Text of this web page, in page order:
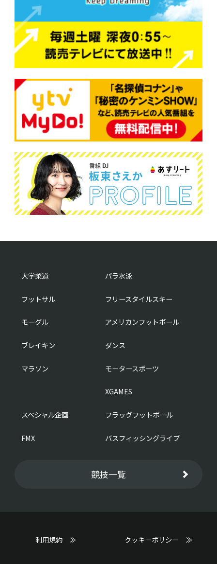
大学柔道 パラ水泳
フットサル フリースタイルスキー
モーグル アメリカンフットボール
ブレイキン ダンス
マラソン モータースポーツ
XGAMES
スペシャル企画 フラッグフットボール
FMX バスフィッシングライブ
競技一覧
利用規約 ≫ クッキーポリシー ≫